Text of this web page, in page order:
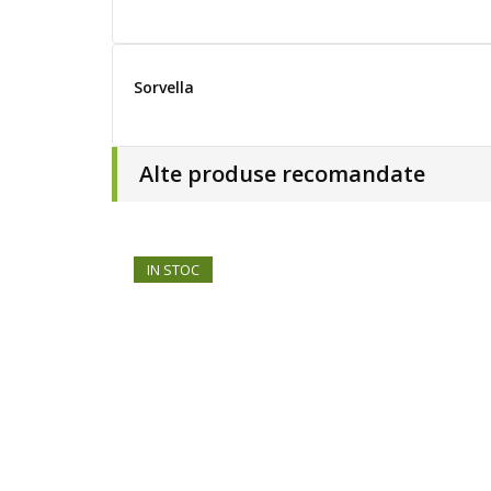
Sorvella
Alte produse recomandate
IN STOC